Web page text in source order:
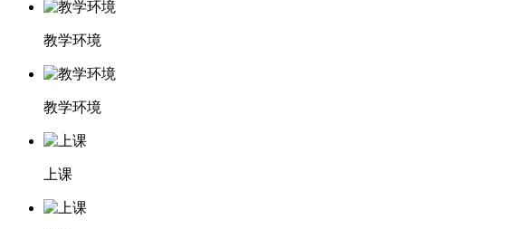
教学环境
教学环境
上课